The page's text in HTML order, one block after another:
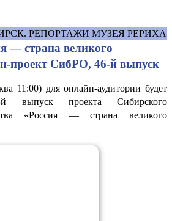
РЕПОРТАЖИ МУЗЕЯ РЕРИХА
— страна великого
проект СибРО, 46-й выпуск
11:00) для онлайн-аудитории будет
й выпуск проекта Сибирского
«Россия — страна великого